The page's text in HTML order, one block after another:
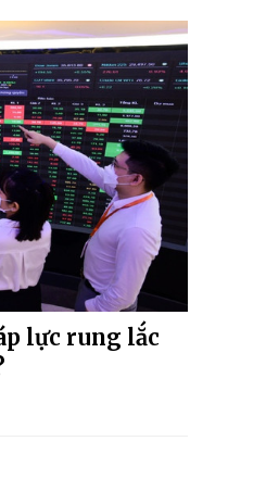
lực rung lắc